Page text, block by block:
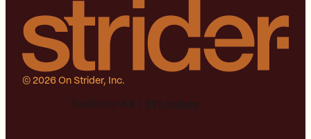
© 2026 On Strider, Inc.